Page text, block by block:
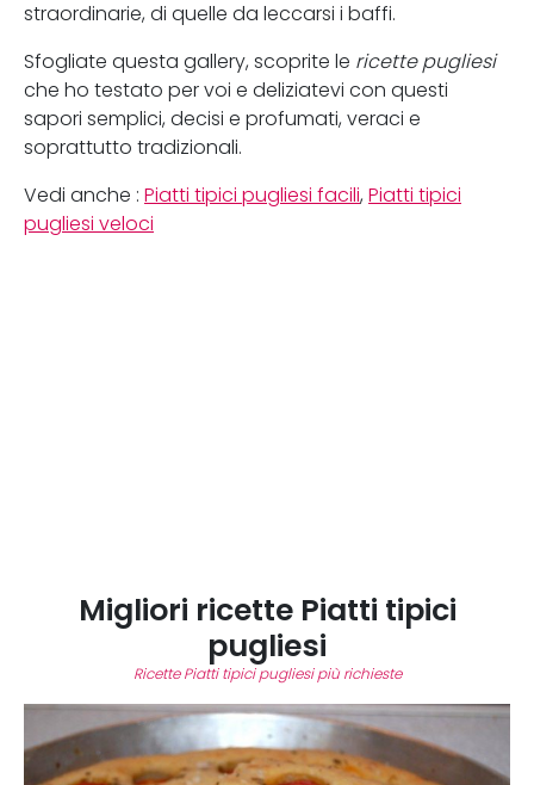
straordinarie, di quelle da leccarsi i baffi.
Sfogliate questa gallery, scoprite le ricette pugliesi
che ho testato per voi e deliziatevi con questi
sapori semplici, decisi e profumati, veraci e
soprattutto tradizionali.
Vedi anche : Piatti tipici pugliesi facili, Piatti tipici
pugliesi veloci
Migliori ricette Piatti tipici
pugliesi
Ricette Piatti tipici pugliesi più richieste